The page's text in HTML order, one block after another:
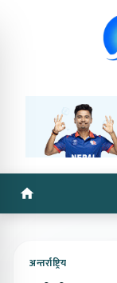
अन्तर्राष्ट्रिय